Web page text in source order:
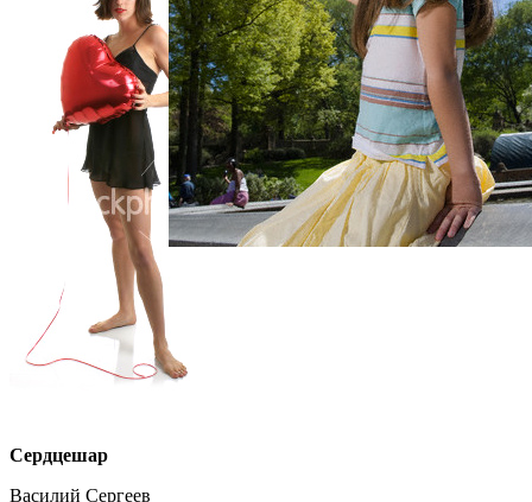
Сердцешар
Василий Сергеев